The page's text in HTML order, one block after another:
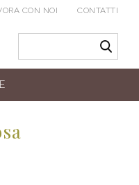
CON NOI CONTATTI